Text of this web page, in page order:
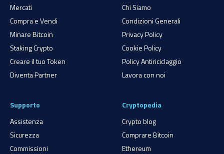
Mercati
Compra e Vendi
Minare Bitcoin
Staking Crypto
Creare il tuo Token
Diventa Partner
Chi Siamo
Condizioni Generali
Privacy Policy
Cookie Policy
Policy Antiriciclaggio
Lavora con noi
Supporto
Assistenza
Sicurezza
Commissioni
Cryptopedia
Crypto blog
Comprare Bitcoin
Ethereum